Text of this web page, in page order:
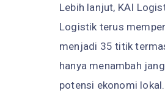
Lebih lanjut, KAI
Logistik terus
menjadi 35 titik
hanya menambah
potensi ekonomi